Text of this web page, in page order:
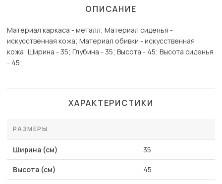
ОПИСАНИЕ
Материал каркаса - металл; Материал сиденья -
искусственная кожа; Материал обивки - искусственная
кожа; Ширина - 35; Глубина - 35; Высота - 45; Высота сиденья
- 45;
ХАРАКТЕРИСТИКИ
РАЗМЕРЫ
Ширина (см) 35
Высота (см) 45